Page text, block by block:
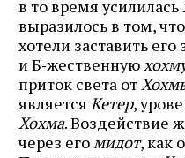
в то время усилилась
выразилось в том,
хотели заставить
и Б‑жественную
приток света от
является Кетер,
Хохма. Воздействие
через его мидот, как